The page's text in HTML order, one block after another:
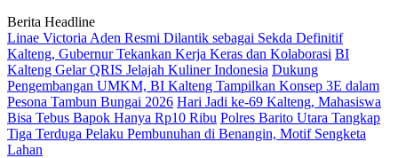
Berita Headline
Linae Victoria Aden Resmi Dilantik sebagai Sekda Definitif
Kalteng, Gubernur Tekankan Kerja Keras dan Kolaborasi BI
Kalteng Gelar QRIS Jelajah Kuliner Indonesia Dukung
Pengembangan UMKM, BI Kalteng Tampilkan Konsep 3E dalam
Pesona Tambun Bungai 2026 Hari Jadi ke-69 Kalteng, Mahasiswa
Bisa Tebus Bapok Hanya Rp10 Ribu Polres Barito Utara Tangkap
Tiga Terduga Pelaku Pembunuhan di Benangin, Motif Sengketa
Lahan